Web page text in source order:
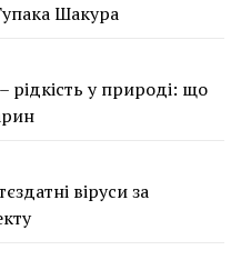
Шакура
рідкість у природі: що
віруси за